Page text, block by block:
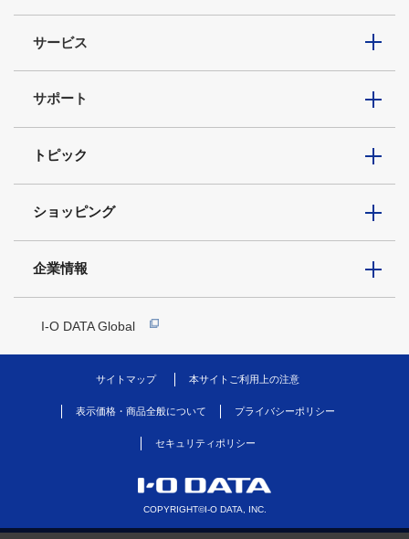
サービス
サポート
トピック
ショッピング
企業情報
I-O DATA Global
サイトマップ 本サイトご利用上の注意
表示価格・商品全般について プライバシーポリシー
セキュリティポリシー
COPYRIGHT©I-O DATA, INC.